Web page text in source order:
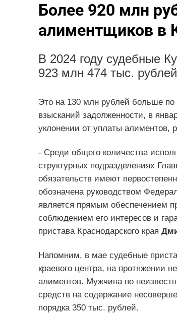
Более 920 млн
алиментщиков в
В 2024 году судебные
923 млн 474 тыс.
Это на 130 млн рублей больше
взысканий задолженности, в
уклонении от уплаты алиментов,
- Среди общего количества
структурных подразделениях
обязательств имеют
обозначена руководством
является прямым обеспечением
соблюдением его интересов и
пристава Краснодарского края
Напомним, в мае судебные
краевого центра, на протяжении
алиментов. Мужчина по
средств на содержание
порядка 350 тыс. рублей.